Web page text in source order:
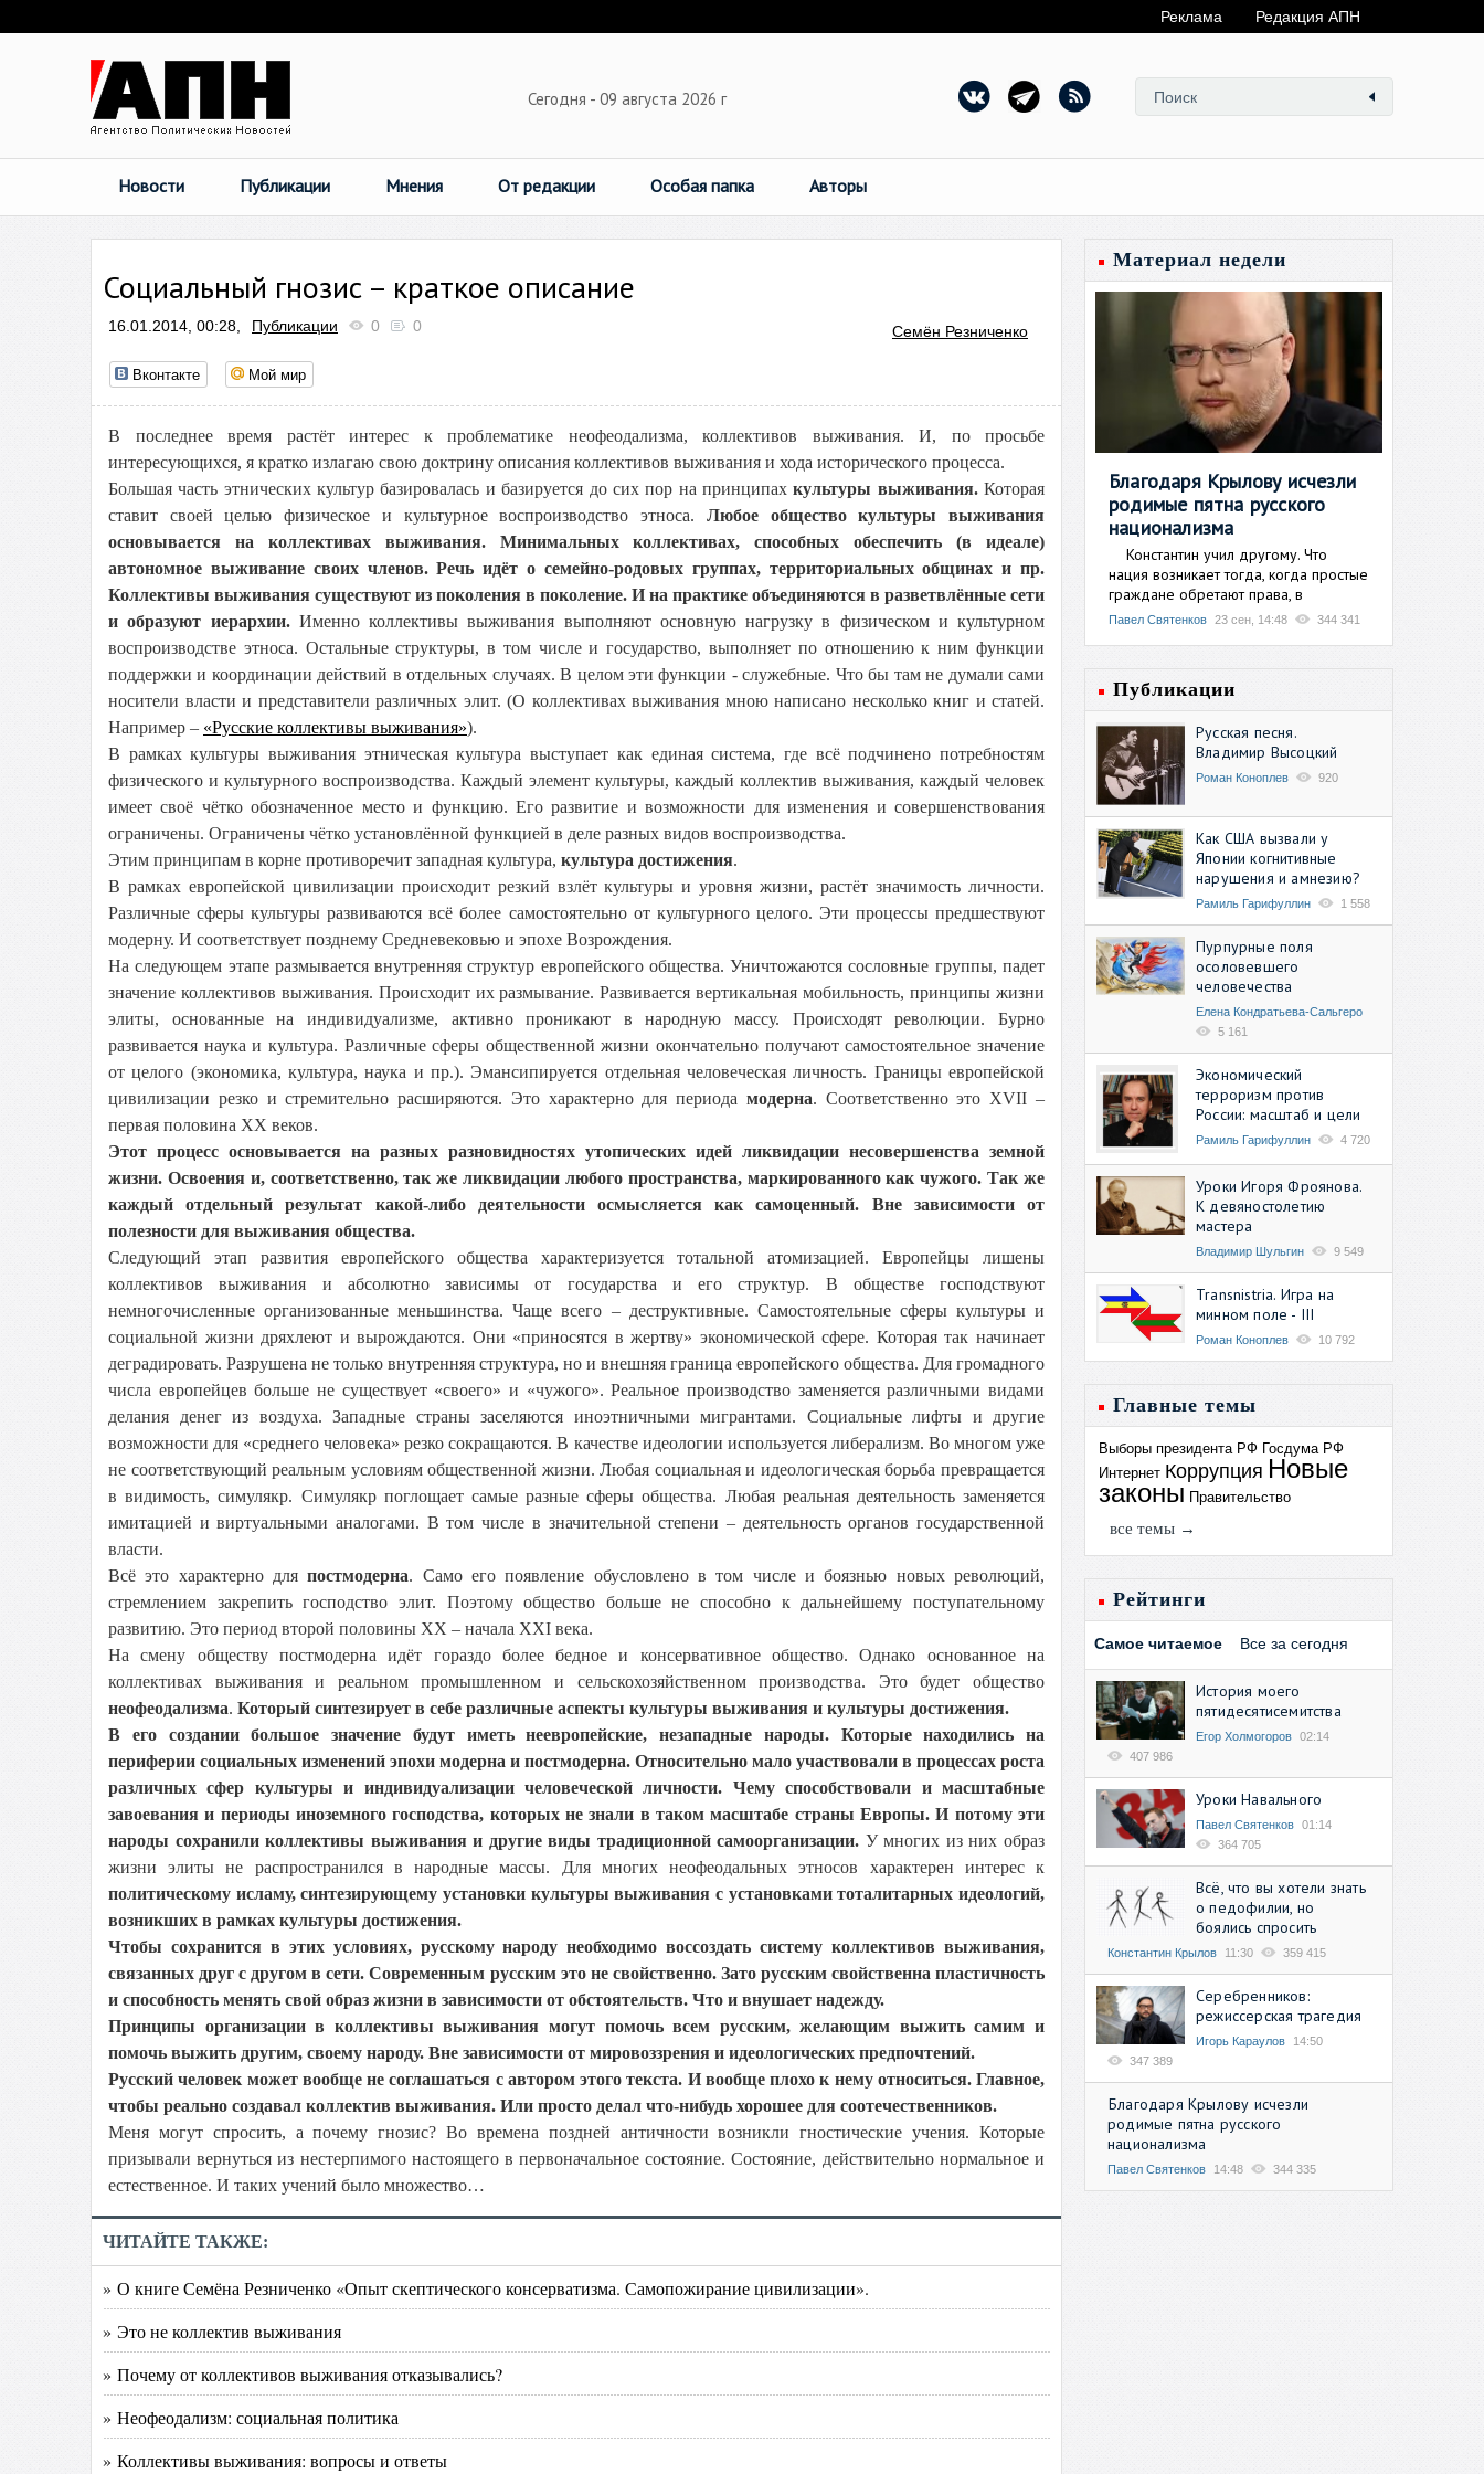
Реклама Редакция АПН
Сегодня - 09 августа 2026 г
Новости Публикации Мнения От редакции Особая папка Авторы
Социальный гнозис – краткое описание
16.01.2014, 00:28, Публикации 0 0 Семён Резниченко
Вконтакте Мой мир
В последнее время растёт интерес к проблематике неофеодализма, коллективов выживания. И, по просьбе
интересующихся, я кратко излагаю свою доктрину описания коллективов выживания и хода исторического процесса.
Большая часть этнических культур базировалась и базируется до сих пор на принципахкультуры выживания.Которая
ставит своей целью физическое и культурное воспроизводство этноса. Любое общество культуры выживания
основывается на коллективах выживания. Минимальных коллективах, способных обеспечить (в идеале)
автономное выживание своих членов. Речь идёт о семейно-родовых группах, территориальных общинах и пр.
Коллективы выживания существуют из поколения в поколение. И на практике объединяются в разветвлённые сети
и образуют иерархии.Именно коллективы выживания выполняют основную нагрузку в физическом и культурном
воспроизводстве этноса. Остальные структуры, в том числе и государство, выполняет по отношению к ним функции
поддержки и координации действий в отдельных случаях. В целом эти функции - служебные. Что бы там не думали сами
носители власти и представители различных элит. (О коллективах выживания мною написано несколько книг и статей.
Например – «Русские коллективы выживания»).
В рамках культуры выживания этническая культура выступает как единая система, где всё подчинено потребностям
физического и культурного воспроизводства. Каждый элемент культуры, каждый коллектив выживания, каждый человек
имеет своё чётко обозначенное место и функцию. Его развитие и возможности для изменения и совершенствования
ограничены. Ограничены чётко установлённой функцией в деле разных видов воспроизводства.
Этим принципам в корне противоречит западная культура, культура достижения.
В рамках европейской цивилизации происходит резкий взлёт культуры и уровня жизни, растёт значимость личности.
Различные сферы культуры развиваются всё более самостоятельно от культурного целого. Эти процессы предшествуют
модерну. И соответствует позднему Средневековью и эпохе Возрождения.
На следующем этапе размывается внутренняя структур европейского общества. Уничтожаются сословные группы, падет
значение коллективов выживания. Происходит их размывание. Развивается вертикальная мобильность, принципы жизни
элиты, основанные на индивидуализме, активно проникают в народную массу. Происходят революции. Бурно
развивается наука и культура. Различные сферы общественной жизни окончательно получают самостоятельное значение
от целого (экономика, культура, наука и пр.). Эмансипируется отдельная человеческая личность. Границы европейской
цивилизации резко и стремительно расширяются. Это характерно для периода модерна. Соответственно это XVII –
первая половина XX веков.
Этот процесс основывается на разных разновидностях утопических идей ликвидации несовершенства земной
жизни. Освоения и, соответственно, так же ликвидации любого пространства, маркированного как чужого. Так же
каждый отдельный результат какой-либо деятельности осмысляется как самоценный. Вне зависимости от
полезности для выживания общества.
Следующий этап развития европейского общества характеризуется тотальной атомизацией. Европейцы лишены
коллективов выживания и абсолютно зависимы от государства и его структур. В обществе господствуют
немногочисленные организованные меньшинства. Чаще всего – деструктивные. Самостоятельные сферы культуры и
социальной жизни дряхлеют и вырождаются. Они «приносятся в жертву» экономической сфере. Которая так начинает
деградировать. Разрушена не только внутренняя структура, но и внешняя граница европейского общества. Для громадного
числа европейцев больше не существует «своего» и «чужого». Реальное производство заменяется различными видами
делания денег из воздуха. Западные страны заселяются иноэтничными мигрантами. Социальные лифты и другие
возможности для «среднего человека» резко сокращаются. В качестве идеологии используется либерализм. Во многом уже
не соответствующий реальным условиям общественной жизни. Любая социальная и идеологическая борьба превращается
в видимость, симулякр. Симулякр поглощает самые разные сферы общества. Любая реальная деятельность заменяется
имитацией и виртуальными аналогами. В том числе в значительной степени – деятельность органов государственной
власти.
Всё это характерно дляпостмодерна. Само его появление обусловлено в том числе и боязнью новых революций,
стремлением закрепить господство элит. Поэтому общество больше не способно к дальнейшему поступательному
развитию. Это период второй половины XX – начала XXI века.
На смену обществу постмодерна идёт гораздо более бедное и консервативное общество. Однако основанное на
коллективах выживания и реальном промышленном и сельскохозяйственном производства. Это будет общество
неофеодализма. Который синтезирует в себе различные аспекты культуры выживания и культуры достижения.
В его создании большое значение будут иметь неевропейские, незападные народы. Которые находились на
периферии социальных изменений эпохи модерна и постмодерна. Относительно мало участвовали в процессах роста
различных сфер культуры и индивидуализации человеческой личности. Чему способствовали и масштабные
завоевания и периоды иноземного господства, которых не знали в таком масштабе страны Европы. И потому эти
народы сохранили коллективы выживания и другие виды традиционной самоорганизации. У многих из них образ
жизни элиты не распространился в народные массы. Для многих неофеодальных этносов характерен интерес к
политическому исламу, синтезирующему установки культуры выживания с установками тоталитарных идеологий,
возникших в рамках культуры достижения.
Чтобы сохранится в этих условиях, русскому народу необходимо воссоздать систему коллективов выживания,
связанных друг с другом в сети. Современным русским это не свойственно. Зато русским свойственна пластичность
и способность менять свой образ жизни в зависимости от обстоятельств. Что и внушает надежду.
Принципы организации в коллективы выживания могут помочь всем русским, желающим выжить самим и
помочь выжить другим, своему народу. Вне зависимости от мировоззрения и идеологических предпочтений.
Русский человек может вообще не соглашаться с автором этого текста. И вообще плохо к нему относиться. Главное,
чтобы реально создавал коллектив выживания. Или просто делал что-нибудь хорошее для соотечественников.
Меня могут спросить, а почему гнозис? Во времена поздней античности возникли гностические учения. Которые
призывали вернуться из нестерпимого настоящего в первоначальное состояние. Состояние, действительно нормальное и
естественное. И таких учений было множество…
ЧИТАЙТЕ ТАКЖЕ:
» О книге Семёна Резниченко «Опыт скептического консерватизма. Самопожирание цивилизации».
» Это не коллектив выживания
» Почему от коллективов выживания отказывались?
» Неофеодализм: социальная политика
» Коллективы выживания: вопросы и ответы
Материал недели
Благодаря Крылову исчезли
родимые пятна русского
национализма
Константин учил другому. Что
нация возникает тогда, когда простые
граждане обретают права, в
Павел Святенков 23 сен, 14:48 344 341
Публикации
Русская песня.
Владимир Высоцкий
Роман Коноплев 920
Как США вызвали у
Японии когнитивные
нарушения и амнезию?
Рамиль Гарифуллин 1 558
Пурпурные поля
осоловевшего
человечества
Елена Кондратьева-Сальгеро
5 161
Экономический
терроризм против
России: масштаб и цели
Рамиль Гарифуллин 4 720
Уроки Игоря Фроянова.
К девяностолетию
мастера
Владимир Шульгин 9 549
Transnistria. Игра на
минном поле - III
Роман Коноплев 10 792
Главные темы
Выборы президента РФ Госдума РФ
Интернет Коррупция Новые
законы Правительство
все темы →
Рейтинги
Самое читаемое Все за сегодня
История моего
пятидесятисемитства
Егор Холмогоров 02:14
407 986
Уроки Навального
Павел Святенков 01:14
364 705
Всё, что вы хотели знать
о педофилии, но
боялись спросить
Константин Крылов 11:30 359 415
Серебренников:
режиссерская трагедия
Игорь Караулов
14:50
347 389
Благодаря Крылову исчезли
родимые пятна русского
национализма
Павел Святенков 14:48 344 335